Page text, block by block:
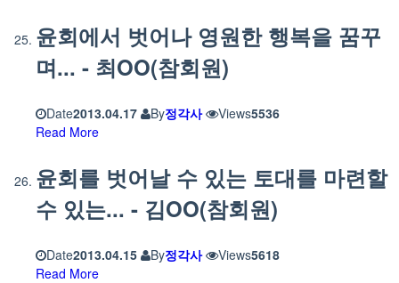
윤회에서 벗어나 영원한 행복을 꿈꾸
며... - 최OO(참회원)
Date2013.04.17 By정각사 Views5536
Read More
윤회를 벗어날 수 있는 토대를 마련할
수 있는... - 김OO(참회원)
Date2013.04.15 By정각사 Views5618
Read More